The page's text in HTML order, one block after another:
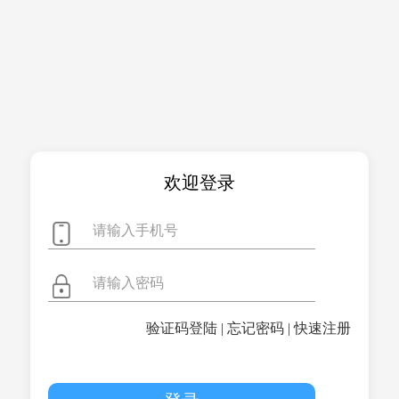
欢迎登录
验证码登陆 | 忘记密码 |快速注册